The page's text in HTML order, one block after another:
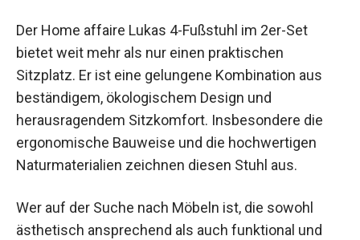
Der Home affaire Lukas 4-Fußstuhl im 2er-Set
bietet weit mehr als nur einen praktischen
Sitzplatz. Er ist eine gelungene Kombination aus
beständigem, ökologischem Design und
herausragendem Sitzkomfort. Insbesondere die
ergonomische Bauweise und die hochwertigen
Naturmaterialien zeichnen diesen Stuhl aus.
Wer auf der Suche nach Möbeln ist, die sowohl
ästhetisch ansprechend als auch funktional und